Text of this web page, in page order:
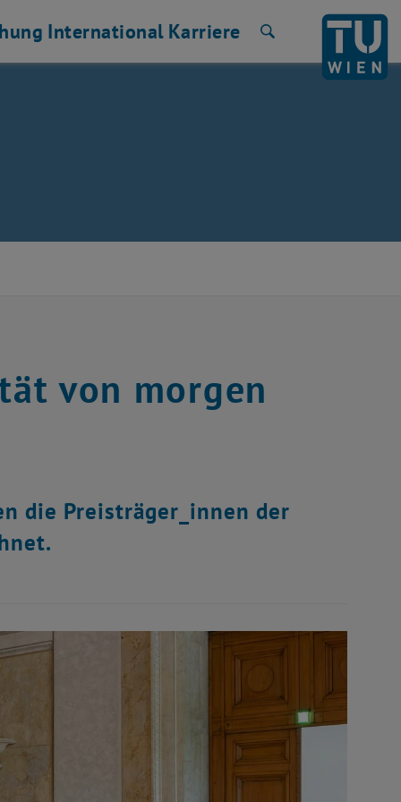
International Karriere
von morgen
die Preisträger_innen der